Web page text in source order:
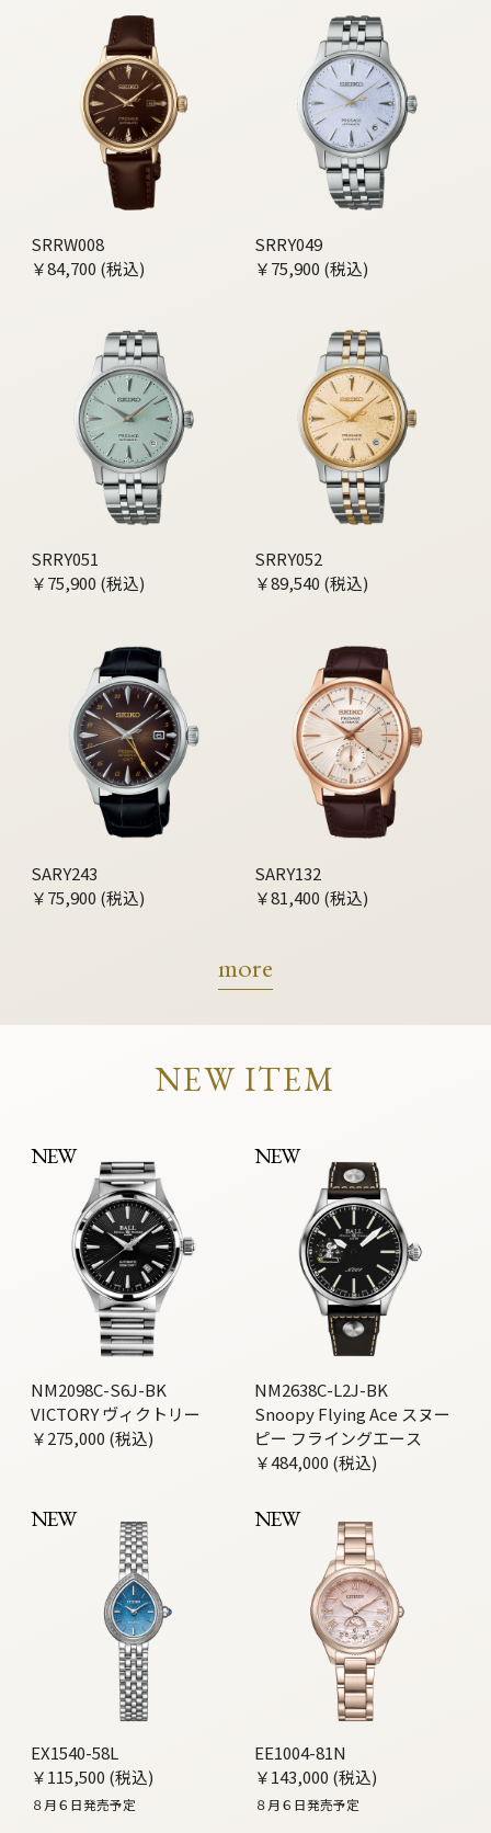
SRRW008
￥84,700 (税込)
SRRY049
￥75,900 (税込)
SRRY051
￥75,900 (税込)
SRRY052
￥89,540 (税込)
SARY243
￥75,900 (税込)
SARY132
￥81,400 (税込)
more
NEW ITEM
NEW
NM2098C-S6J-BK
VICTORY ヴィクトリー
￥275,000 (税込)
NEW
NM2638C-L2J-BK
Snoopy Flying Ace スヌー
ピー フライングエース
￥484,000 (税込)
NEW
EX1540-58L
￥115,500 (税込)
８月６日発売予定
NEW
EE1004-81N
￥143,000 (税込)
８月６日発売予定